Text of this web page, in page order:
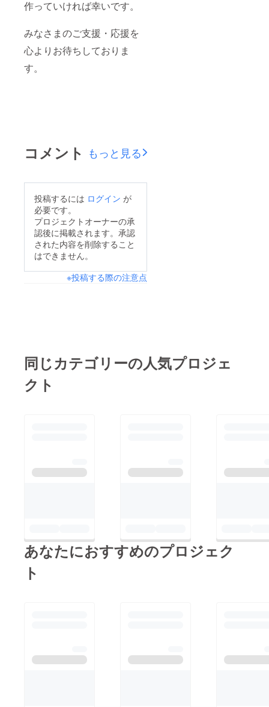
作っていければ幸いです。
みなさまのご支援・応援を
心よりお待ちしておりま
す。
コメント もっと見る
投稿するには ログイン が
必要です。
プロジェクトオーナーの承
認後に掲載されます。承認
された内容を削除すること
はできません。
※投稿する際の注意点
同じカテゴリーの人気プロジェ
クト
あなたにおすすめのプロジェク
ト